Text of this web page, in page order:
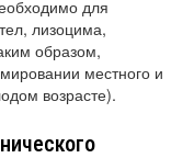
для
лизоцима,
образом,
местного и
возрасте).